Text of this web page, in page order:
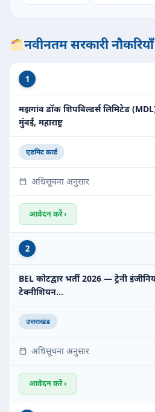
नवीनतम सरकारी
1
मझगांव डॉक शिपबिल्डर्स लिमिटेड
मुंबई, महाराष्ट्र
एडमिट कार्ड
अधिसूचना अनुसार
आवेदन करें ›
2
BEL कोटद्वार भर्ती 2026 — ट्रेनी
टेक्नीशियन…
उत्तराखंड
अधिसूचना अनुसार
आवेदन करें ›